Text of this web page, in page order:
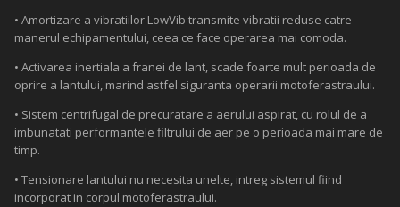
• Amortizare a vibratiilor LowVib transmite vibratii reduse catre
manerul echipamentului, ceea ce face operarea mai comoda.
• Activarea inertiala a franei de lant, scade foarte mult perioada de
oprire a lantului, marind astfel siguranta operarii motoferastraului.
• Sistem centrifugal de precuratare a aerului aspirat, cu rolul de a
imbunatati performantele filtrului de aer pe o perioada mai mare de
timp.
• Tensionare lantului nu necesita unelte, intreg sistemul fiind
incorporat in corpul motoferastraului.